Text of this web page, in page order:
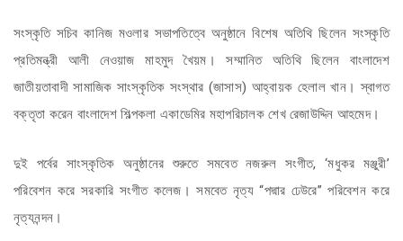
সংস্কৃতি সচিব কানিজ মওলার সভাপতিত্বে অনুষ্ঠানে বিশেষ অতিথি ছিলেন সংস্কৃতি
প্রতিমন্ত্রী আলী নেওয়াজ মাহমুদ খৈয়ম। সম্মানিত অতিথি ছিলেন বাংলাদেশ
জাতীয়তাবাদী সামাজিক সাংস্কৃতিক সংস্থার (জাসাস) আহ্বায়ক হেলাল খান। স্বাগত
বক্তৃতা করেন বাংলাদেশ শিল্পকলা একাডেমির মহাপরিচালক শেখ রেজাউদ্দিন আহমেদ।
দুই পর্বের সাংস্কৃতিক অনুষ্ঠানের শুরুতে সমবেত নজরুল সংগীত, ‘মধুকর মঞ্জুরী’
পরিবেশন করে সরকারি সংগীত কলেজ। সমবেত নৃত্য “পদ্মার ঢেউরে” পরিবেশন করে
নৃত্যনন্দন।